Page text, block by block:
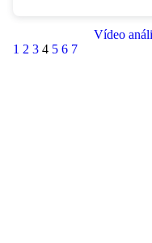
Vídeo
1 2 3 4 5 6 7